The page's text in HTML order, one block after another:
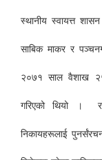
स्थानीय स्वायत्त
साबिक माकर र
२०७१ साल वैशाख २५
गरिएको थियो ।
निकायहरूलाई